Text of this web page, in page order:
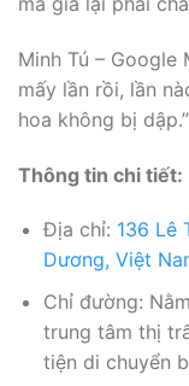
Minh Tú – Google
mấy lần rồi, lần
hoa không bị dập.”
Thông tin chi tiết:
Địa chỉ: 136 Lê
Dương, Việt
Chỉ đường:
trung tâm thị
tiện di chuyển